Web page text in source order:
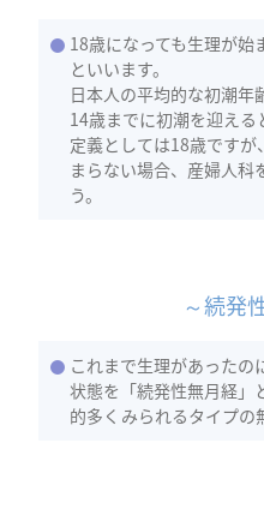
18歳になっても生理が
といいます。
日本人の平均的な初潮年
14歳までに初潮を迎える
定義としては18歳です
まらない場合、産婦人科
う。
～続発
これまで生理があったの
状態を「続発性無月経」
的多くみられるタイプの